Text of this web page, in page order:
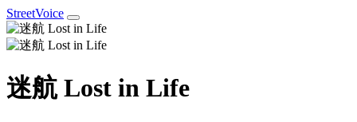
StreetVoice
迷航 Lost in Life